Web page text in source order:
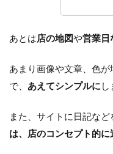
あとは店の地図や営業日
あまり画像や文章、色
で、 あえてシンプルに し
また、サイトに日記など
は、店のコンセプト的